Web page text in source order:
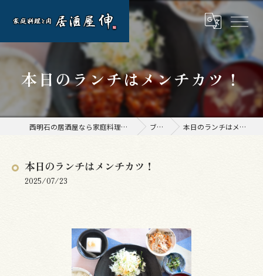
本日のランチはメンチカツ！
西明石の居酒屋なら家庭料理と肉 居酒屋 伸 ブログ 本日のランチはメンチカツ！
本日のランチはメンチカツ！
2025/07/23